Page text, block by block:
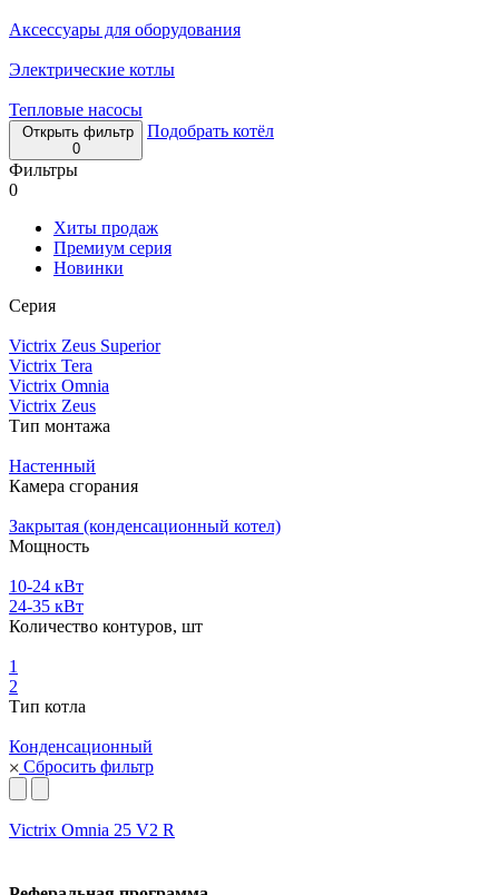
Аксессуары для оборудования
Электрические котлы
Тепловые насосы
Открыть фильтр
0
Подобрать котёл
Фильтры
0
Хиты продаж
Премиум серия
Новинки
Серия
Victrix Zeus Superior
Victrix Tera
Victrix Omnia
Victrix Zeus
Тип монтажа
Настенный
Камера сгорания
Закрытая (конденсационный котел)
Мощность
10-24 кВт
24-35 кВт
Количество контуров, шт
1
2
Тип котла
Конденсационный
Сбросить фильтр
Victrix Omnia 25 V2 R